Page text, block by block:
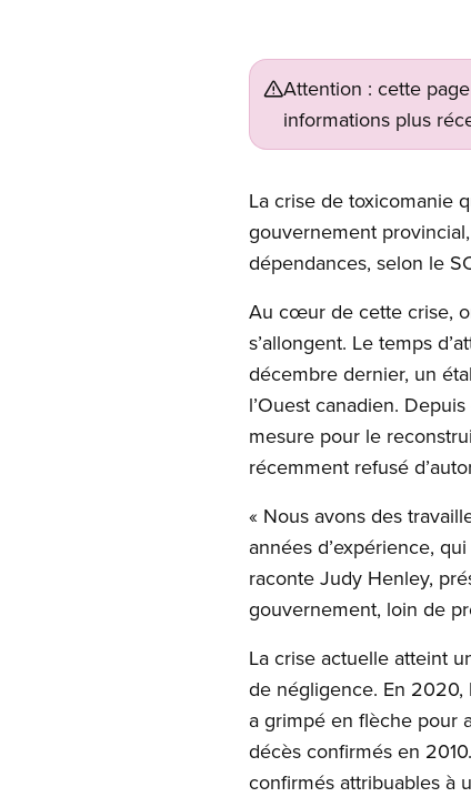
Attention : cette
informations plus
La crise de toxicomanie
gouvernement
dépendances, selon le
Au cœur de cette crise,
s’allongent. Le temps
décembre dernier, un
l’Ouest canadien.
mesure pour le
récemment refusé
« Nous avons des
années d’expérience,
raconte Judy Henley,
gouvernement, loin de
La crise actuelle atteint
de négligence. En
a grimpé en flèche pour
décès confirmés en
confirmés attribuables à